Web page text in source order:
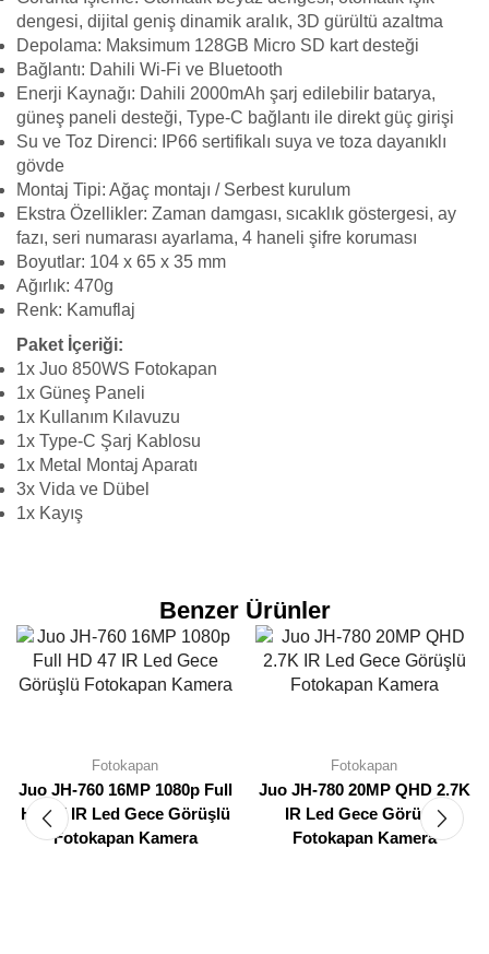
dengesi, dijital geniş dinamik aralık, 3D gürültü azaltma
Depolama: Maksimum 128GB Micro SD kart desteği
Bağlantı: Dahili Wi-Fi ve Bluetooth
Enerji Kaynağı: Dahili 2000mAh şarj edilebilir batarya,
güneş paneli desteği, Type-C bağlantı ile direkt güç girişi
Su ve Toz Direnci: IP66 sertifikalı suya ve toza dayanıklı
gövde
Montaj Tipi: Ağaç montajı / Serbest kurulum
Ekstra Özellikler: Zaman damgası, sıcaklık göstergesi, ay
fazı, seri numarası ayarlama, 4 haneli şifre koruması
Boyutlar: 104 x 65 x 35 mm
Ağırlık: 470g
Renk: Kamuflaj
Paket İçeriği:
1x Juo 850WS Fotokapan
1x Güneş Paneli
1x Kullanım Kılavuzu
1x Type-C Şarj Kablosu
1x Metal Montaj Aparatı
3x Vida ve Dübel
1x Kayış
Benzer Ürünler
Fotokapan
Juo JH-760 16MP 1080p Full
HD 47 IR Led Gece Görüşlü
Fotokapan Kamera
Fotokapan
Juo JH-780 20MP QHD 2.7K
IR Led Gece Görüşlü
Fotokapan Kamera